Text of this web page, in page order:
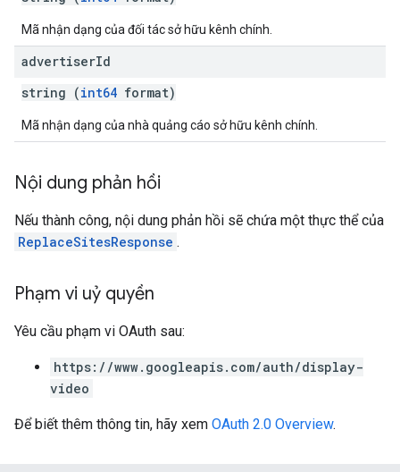
Mã nhận dạng của đối tác sở hữu kênh chính.
advertiserId
string (int64 format)
Mã nhận dạng của nhà quảng cáo sở hữu kênh chính.
Nội dung phản hồi
Nếu thành công, nội dung phản hồi sẽ chứa một thực thể của
ReplaceSitesResponse .
Phạm vi uỷ quyền
Yêu cầu phạm vi OAuth sau:
https://www.googleapis.com/auth/display-
video
Để biết thêm thông tin, hãy xem OAuth 2.0 Overview.